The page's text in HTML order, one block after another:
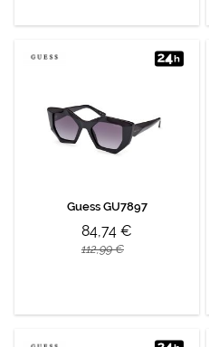
Guess GU7897
84,74 €
112,99 €